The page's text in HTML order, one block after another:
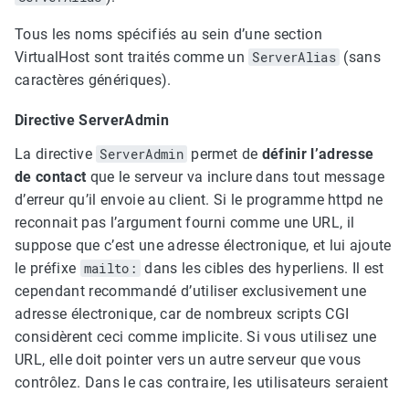
Tous les noms spécifiés au sein d’une section
VirtualHost sont traités comme un ServerAlias (sans
caractères génériques).
Directive ServerAdmin
La directive ServerAdmin permet de définir l’adresse
de contact que le serveur va inclure dans tout message
d’erreur qu’il envoie au client. Si le programme httpd ne
reconnait pas l’argument fourni comme une URL, il
suppose que c’est une adresse électronique, et lui ajoute
le préfixe mailto: dans les cibles des hyperliens. Il est
cependant recommandé d’utiliser exclusivement une
adresse électronique, car de nombreux scripts CGI
considèrent ceci comme implicite. Si vous utilisez une
URL, elle doit pointer vers un autre serveur que vous
contrôlez. Dans le cas contraire, les utilisateurs seraient